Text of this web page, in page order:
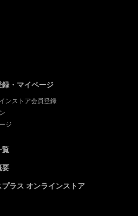
録・マイページ
ンストア会員登録
ジ
覧
要
プラス オンラインストア